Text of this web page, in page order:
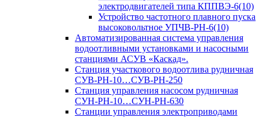
электродвигателей типа КППВЭ-6(10)
Устройство частотного плавного пуска
высоковольтное УПЧВ-РН-6(10)
Автоматизированная система управления
водоотливными установками и насосными
станциями АСУВ «Каскад».
Станция участкового водоотлива рудничная
СУВ-РН-10…СУВ-РН-250
Станция управления насосом рудничная
СУН-РН-10…СУН-РН-630
Станции управления электроприводами